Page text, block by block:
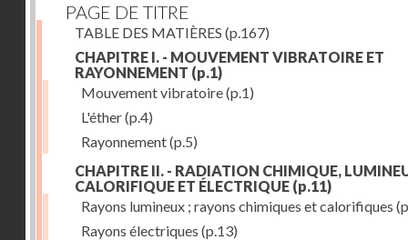
PAGE DE TITRE
TABLE DES MATIÈRES (p.167)
CHAPITRE I. - MOUVEMENT VIBRATOIRE ET
RAYONNEMENT (p.1)
Mouvement vibratoire(p.1)
L'éther(p.4)
Rayonnement(p.5)
CHAPITRE II. - RADIATION CHIMIQUE,
CALORIFIQUE ET ÉLECTRIQUE (p.11)
Rayons lumineux ; rayons chimiques et calorifiques
Rayons électriques (p.13)